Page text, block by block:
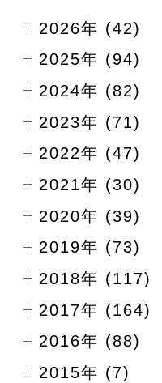
2026年 (42)
2025年 (94)
2024年 (82)
2023年 (71)
2022年 (47)
2021年 (30)
2020年 (39)
2019年 (73)
2018年 (117)
2017年 (164)
2016年 (88)
2015年 (7)